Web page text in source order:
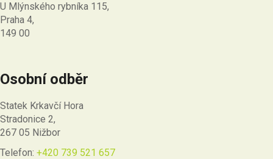
U Mlýnského rybníka 115,
Praha 4,
149 00
Osobní odběr
Statek Krkavčí Hora
Stradonice 2,
267 05 Nižbor
Telefon: +420 739 521 657